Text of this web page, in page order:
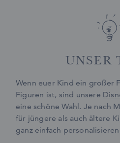
UNSER
Wenn euer Kind ein großer
Figuren ist, sind unsere
eine schöne Wahl. Je nach
für jüngere als auch ältere
ganz einfach